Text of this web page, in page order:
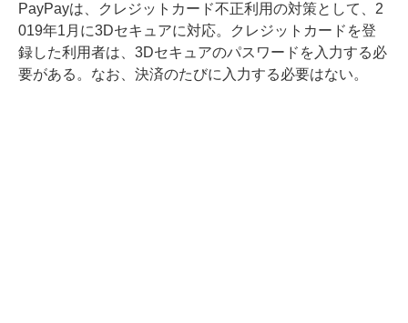
PayPayは、クレジットカード不正利用の対策として、2
019年1月に3Dセキュアに対応。クレジットカードを登
録した利用者は、3Dセキュアのパスワードを入力する必
要がある。なお、決済のたびに入力する必要はない。